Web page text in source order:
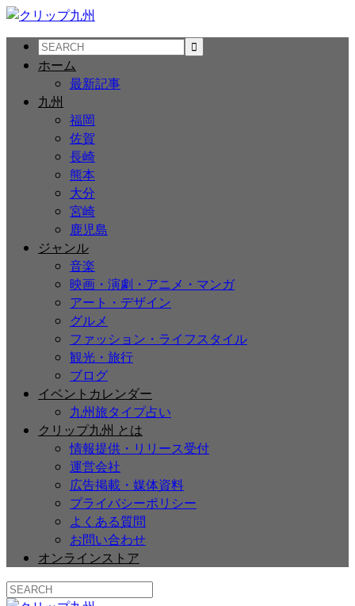
ホーム
最新記事
九州
福岡
佐賀
長崎
熊本
大分
宮崎
鹿児島
ジャンル
音楽
映画・演劇・アニメ・マンガ
アート・デザイン
グルメ
ファッション・ライフスタイル
観光・旅行
ブログ
イベントカレンダー
九州旅タイプ占い
クリップ九州 とは
情報提供・リリース受付
運営会社
広告掲載・媒体資料
プライバシーポリシー
よくある質問
お問い合わせ
オンラインストア